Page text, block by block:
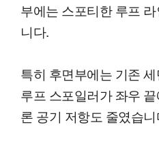
부에는 스포티한 루프
니다.
특히 후면부에는 기존
루프 스포일러가 좌우
론 공기 저항도 줄였습니